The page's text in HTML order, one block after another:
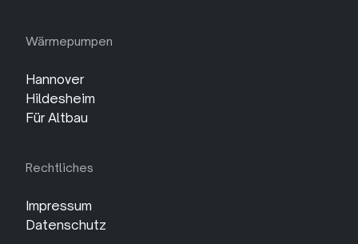
Wärmepumpen
Hannover
Hildesheim
Für Altbau
Rechtliches
Impressum
Datenschutz